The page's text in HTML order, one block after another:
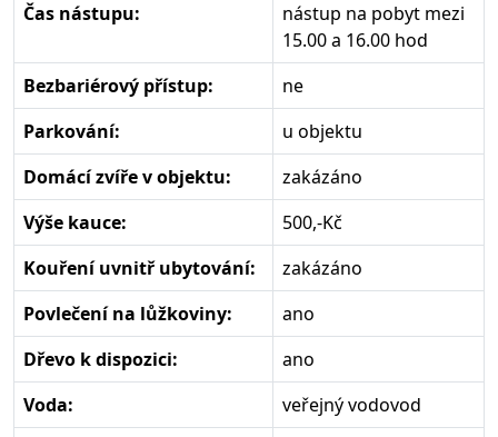
Čas nástupu:
nástup na pobyt mezi
15.00 a 16.00 hod
Bezbariérový přístup:
ne
Parkování:
u objektu
Domácí zvíře v objektu:
zakázáno
Výše kauce:
500,-Kč
Kouření uvnitř ubytování:
zakázáno
Povlečení na lůžkoviny:
ano
Dřevo k dispozici:
ano
Voda:
veřejný vodovod